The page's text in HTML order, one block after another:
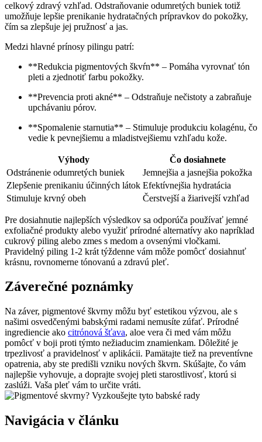
celkový zdravý​ vzhľad. Odstraňovanie⁣ odumretých buniek totiž
umožňuje lepšie ⁤prenikanie hydratačných prípravkov do ‍pokožky,
⁣čím sa zlepšuje jej pružnosť a jas.
Medzi hlavné prínosy pilingu patrí:
**Redukcia ‍pigmentových škvŕn** – Pomáha vyrovnať tón
⁢pleti a zjednotiť‌ farbu pokožky.
**Prevencia proti akné** – Odstraňuje ⁢nečistoty a zabraňuje
upchávaniu pórov.
**Spomalenie starnutia** – ⁢Stimuluje produkciu ‌kolagénu,​ čo
vedie k ⁣pevnejšiemu a mladistvejšiemu vzhľadu‌ kože.
Výhody
Čo dosiahnete
Odstránenie odumretých ‍buniek
Jemnejšia a jasnejšia pokožka
Zlepšenie prenikaniu účinných látok Efektívnejšia hydratácia
Stimuluje krvný obeh
Čerstvejší a žiarivejší vzhľad
Pre dosiahnutie najlepších výsledkov‌ sa odporúča používať jemné
exfoliačné produkty alebo využiť‍ prírodné ⁣alternatívy ako‌ napríklad
cukrový piling‍ alebo ​zmes s medom a ovsenými vločkami.
Pravidelný ⁤piling 1-2 krát týždenne vám môže ‌pomôcť dosiahnuť
krásnu, ⁢rovnomerne tónovanú a zdravú pleť.
Záverečné poznámky
Na‌ záver, ‌pigmentové škvrny môžu byť ⁣estetikou výzvou, ale s
našimi osvedčenými babskými radami⁢ nemusíte zúfať. Prírodné
ingrediencie ako‍ citrónová šťava,‍ aloe ⁣vera či med vám môžu
pomôcť v boji ​proti týmto ⁣nežiaducim​ znamienkam. Dôležité je
trpezlivosť a ‍pravidelnosť v aplikácii. ⁢Pamätajte tiež ⁢na preventívne
opatrenia, aby ste predišli vzniku nových škvrn. Skúšajte, čo vám
najlepšie vyhovuje, a doprajte svojej ⁤pleti starostlivosť, ktorú si
⁣zaslúži. Vaša pleť vám to ‌určite vráti.
Navigácia v článku